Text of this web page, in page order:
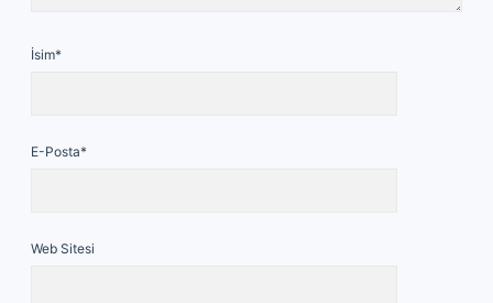
İsim*
E-Posta*
Web Sitesi